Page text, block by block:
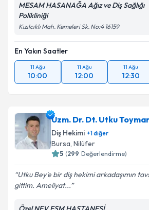
MESAM HASANAĞA Ağız ve Diş Sağlığı
Polikliniği
Kızılcıklı Mah. Kemeleri Sk. No:4 16159
En Yakın Saatler
11 Ağu
10:00
11 Ağu
12:00
11 Ağu
12:30
Uzm. Dr. Dt. Utku
Diş Hekimi +1diğer
Bursa, Nilüfer
5 (299 Değerlendirme)
Utku Bey'e bir diş hekimi arkadaşımın
gittim. Ameliyat...